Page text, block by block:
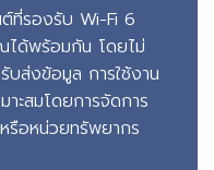
ที่รองรับ Wi-Fi 6
ด้พร้อมกัน โดยไม่
ส่งข้อมูล การใช้งาน
ะสมโดยการจัดการ
รือหน่วยทรัพยากร